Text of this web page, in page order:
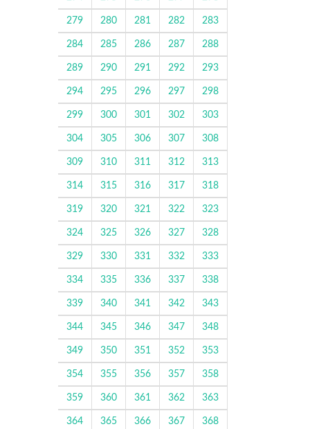
279 280 281 282 283
284 285 286 287 288
289 290 291 292 293
294 295 296 297 298
299 300 301 302 303
304 305 306 307 308
309 310 311 312 313
314 315 316 317 318
319 320 321 322 323
324 325 326 327 328
329 330 331 332 333
334 335 336 337 338
339 340 341 342 343
344 345 346 347 348
349 350 351 352 353
354 355 356 357 358
359 360 361 362 363
364 365 366 367 368